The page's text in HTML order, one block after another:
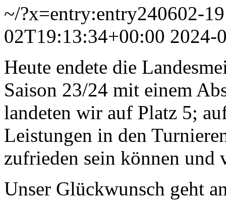
~/?x=entry:entry240602-
02T19:13:34+00:00 2024-
Heute endete die
Saison 23/24 mit einem
landeten wir auf Platz 5;
Leistungen in den
zufrieden sein können und
Unser Glückwunsch geht